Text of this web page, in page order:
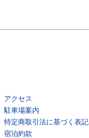
アクセス
駐車場案内
特定商取引法に基づく表記
宿泊約款